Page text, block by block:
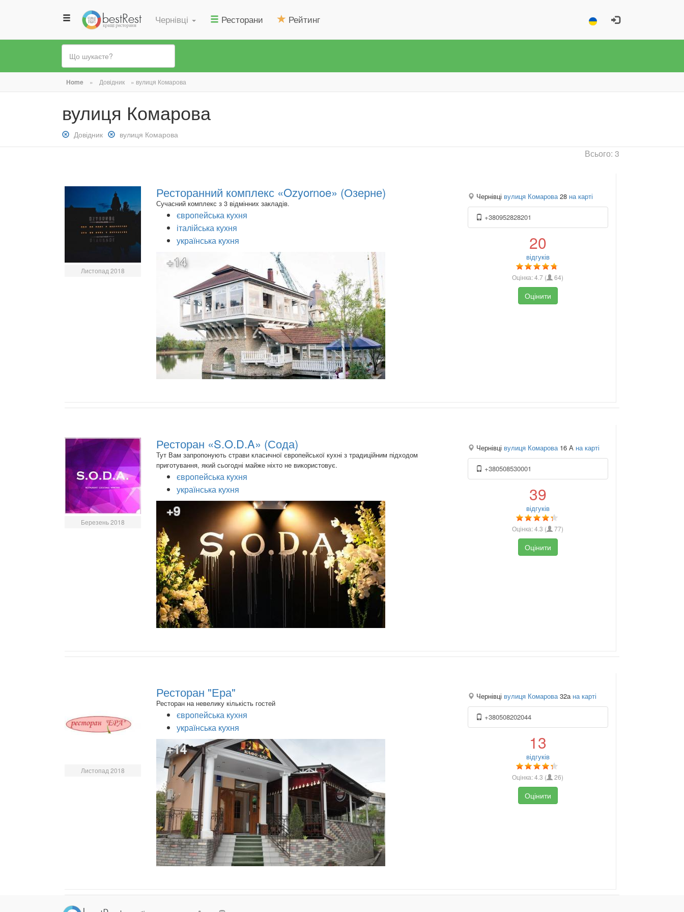
Чернівці Ресторани Рейтинг
Ви
є
тут
Home » Довідник » вулиця Комарова
вулиця Комарова
Зняти
фільтр:
Довідник
Зняти
фільтр:
вулиця Комарова
Всього: 3
Листопад 2018
Ресторанний комплекс «Ozyornoe» (Озерне)
Сучасний комплекс з 3 відмінних закладів.
європейська кухня
італійська кухня
українська кухня
+14
Чернівці вулиця Комарова28 на карті
+380952828201
20
відгуків
Оцінка:4.7 ( 64)
Оцінити
Березень 2018
Ресторан «S.O.D.A» (Сода)
Тут Вам запропонують страви класичної європейської кухні з традиційним підходом
приготування, який сьогодні майже ніхто не використовує.
європейська кухня
українська кухня
+9
Чернівці вулиця Комарова16 А на карті
+380508530001
39
відгуків
Оцінка:4.3 ( 77)
Оцінити
Листопад 2018
Ресторан "Ера"
Ресторан на невелику кількість гостей
європейська кухня
українська кухня
+14
Чернівці вулиця Комарова32а на карті
+380508202044
13
відгуків
Оцінка:4.3 ( 26)
Оцінити